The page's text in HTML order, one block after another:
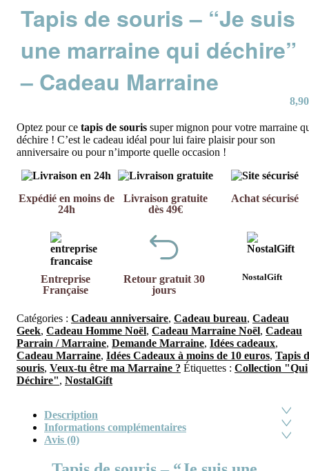
Tapis de souris – “Je suis
une marraine qui déchire”
– Cadeau Marraine
8,90
Optez pour ce tapis de souris super mignon pour votre marraine
déchire ! C’est le cadeau idéal pour lui faire plaisir pour son
anniversaire ou pour n’importe quelle occasion !
Expédié en moins de
24h
Livraison gratuite
dès 49€
Achat sécurisé
Entreprise
Française
Retour gratuit 30
jours
NostalGift
Catégories : Cadeau anniversaire, Cadeau bureau, Cadeau
Geek, Cadeau Homme Noël, Cadeau Marraine Noël, Cadeau
Parrain / Marraine, Demande Marraine, Idées cadeaux,
Cadeau Marraine, Idées Cadeaux à moins de 10 euros, Tapis
souris, Veux-tu être ma Marraine ? Étiquettes : Collection "Qui
Déchire", NostalGift
Description
Informations complémentaires
Avis (0)